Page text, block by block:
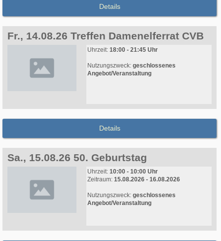
Details
Fr., 14.08.26 Treffen Damenelferrat CVB
Uhrzeit: 18:00 - 21:45 Uhr
Nutzungszweck: geschlossenes
Angebot/Veranstaltung
Details
Sa., 15.08.26 50. Geburtstag
Uhrzeit: 10:00 - 10:00 Uhr
Zeitraum: 15.08.2026 - 16.08.2026
Nutzungszweck: geschlossenes
Angebot/Veranstaltung